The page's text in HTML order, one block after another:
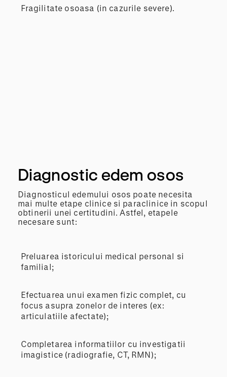
Fragilitate osoasa (in cazurile severe).
Diagnostic edem osos
Diagnosticul edemului osos poate necesita
mai multe etape clinice si paraclinice in scopul
obtinerii unei certitudini. Astfel, etapele
necesare sunt:
Preluarea istoricului medical personal si
familial;
Efectuarea unui examen fizic complet, cu
focus asupra zonelor de interes (ex:
articulatiile afectate);
Completarea informatiilor cu investigatii
imagistice (radiografie, CT, RMN);